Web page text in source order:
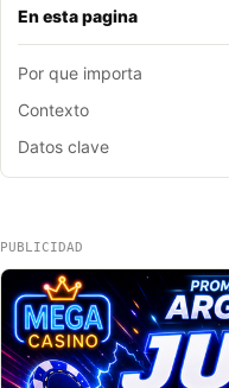
En esta pagina
Por que importa
Contexto
Datos clave
PUBLICIDAD